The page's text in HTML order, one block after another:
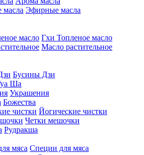
Эфирные масла
Гхи Топленое масло
Масло растительное
Бусины Дзи
Ша
Украшения
Божества
Йогические чистки
Четки мешочки
Рудракша
Специи для мяса